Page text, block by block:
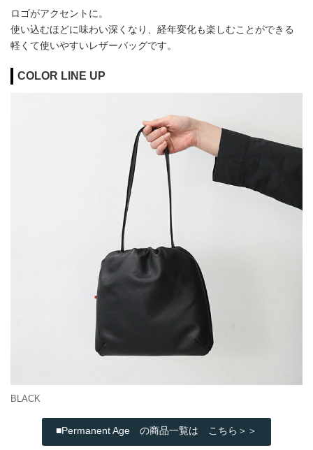
ロゴがアクセントに。
使い込むほどに味わい深くなり、経年変化も楽しむことができる
軽くて使いやすいレザーバッグです。
COLOR LINE UP
BLACK
■Permanent Age の商品一覧は こちら＞＞